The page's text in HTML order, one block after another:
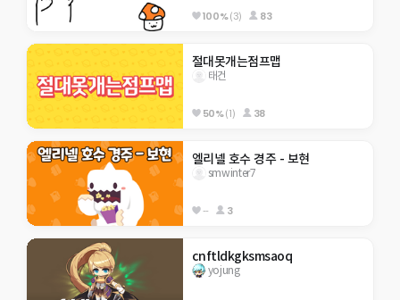
100%(3) 83
절대못개는점프맵
태건
50%(1) 38
엘리넬 호수 경주 - 보현
smwinter7
-- 3
cnftldkgksmsaoq
yojung